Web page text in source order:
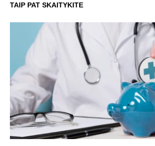
TAIP PAT SKAITYKITE